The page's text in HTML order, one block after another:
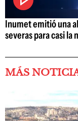
Inumet emitió una
severas para casi la
MÁS